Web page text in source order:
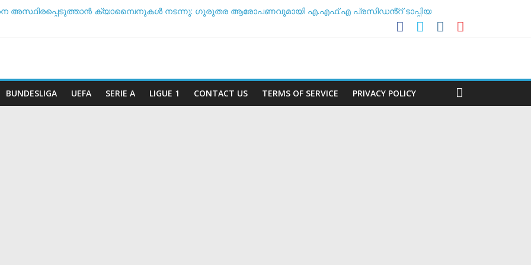
അസ്ഥിരപ്പെടുത്താൻ ക്യാമ്പൈനുകൾ നടന്നു: ഗുരുതര ആരോപണവുമായി എ.എഫ്.എ പ്രസിഡൻ്റ് ടാപ്പിയ
BUNDESLIGA UEFA SERIE A LIGUE 1 CONTACT US TERMS OF SERVICE PRIVACY POLICY